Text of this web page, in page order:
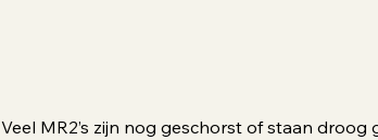
Veel MR2’s zijn nog geschorst of staan